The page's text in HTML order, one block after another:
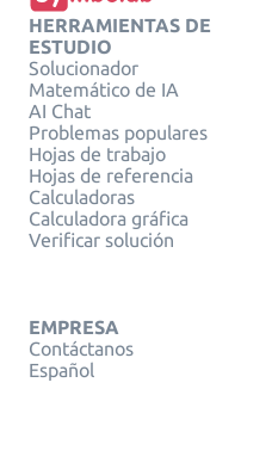
HERRAMIENTAS DE
ESTUDIO
Solucionador
Matemático de IA
AI Chat
Problemas populares
Hojas de trabajo
Hojas de referencia
Calculadoras
Calculadora gráfica
Verificar solución
EMPRESA
Contáctanos
Español